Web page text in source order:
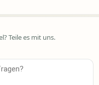
Teile es mit uns.